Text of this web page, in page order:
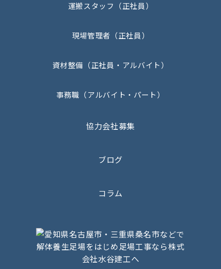
運搬スタッフ（正社員）
現場管理者（正社員）
資材整備（正社員・アルバイト）
事務職（アルバイト・パート）
協力会社募集
ブログ
コラム